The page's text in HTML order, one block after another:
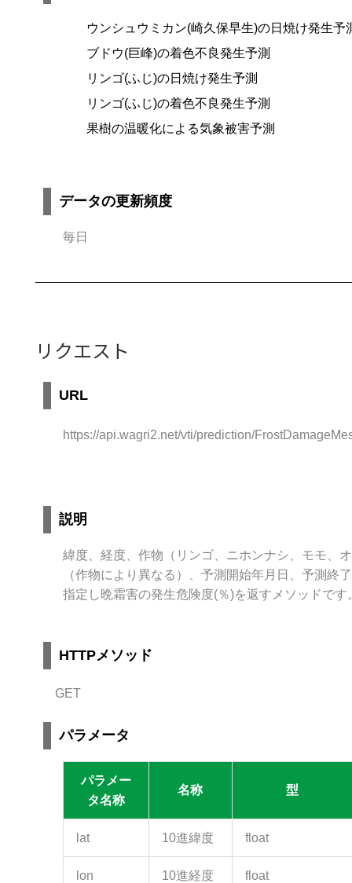
ウンシュウミカン(崎久保早生)の日焼け発生予
ブドウ(巨峰)の着色不良発生予測
リンゴ(ふじ)の日焼け発生予測
リンゴ(ふじ)の着色不良発生予測
果樹の温暖化による気象被害予測
データの更新頻度
毎日
リクエスト
URL
https://api.wagri2.net/vti/prediction/
説明
緯度、経度、作物（リンゴ、ニホンナシ、モモ、
（作物により異なる）、予測開始年月日、予測
指定し晩霜害の発生危険度(％)を返すメソッドです
HTTPメソッド
GET
パラメータ
パラメー
タ名称
名称 型
lat 10進緯度 float
lon 10進経度 float